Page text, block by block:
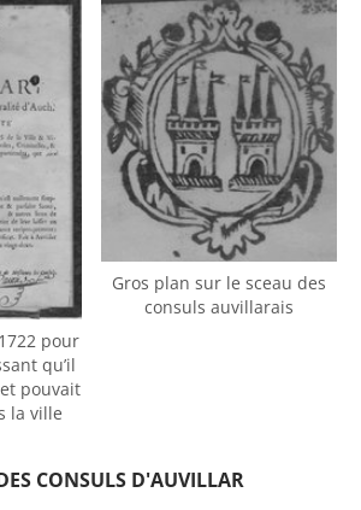
pour
qu’il
pouvait
la ville
Gros plan sur le sceau des
consuls auvillarais
CONSULS D'AUVILLAR